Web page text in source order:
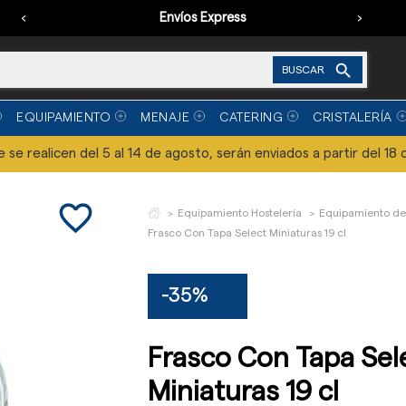
Envíos Express
‹ ›
BUSCAR 
EQUIPAMIENTO MENAJE CATERING CRISTALERÍA
se realicen del 5 al 14 de agosto, serán enviados a partir del
favorite_border Equipamiento Hostelería
Equipamiento
Frasco Con Tapa Select Miniaturas 19 cl
-35%
Frasco Con Tapa
Miniaturas 19 cl